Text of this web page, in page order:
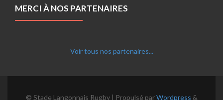
MERCI À NOS PARTENAIRES
Voir tous nos partenaires...
© Stade Langonnais Rugby | Propulsé parWordpress &